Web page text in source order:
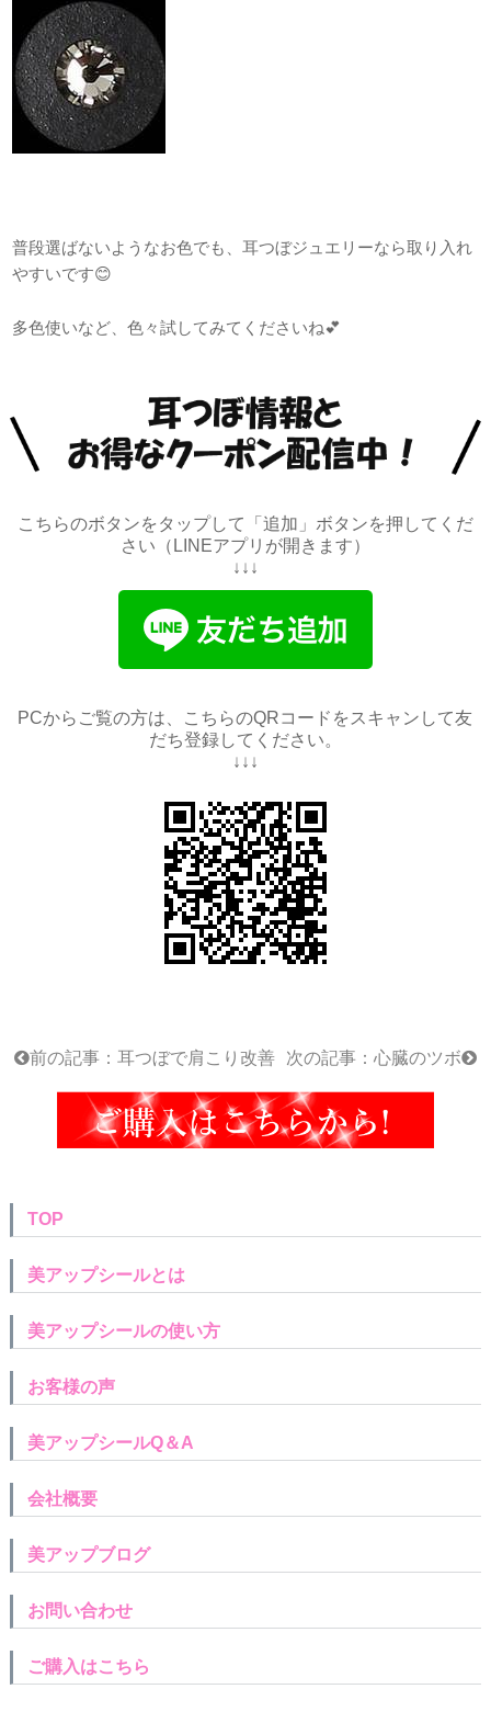
普段選ばないようなお色でも、耳つぼジュエリーなら取り入れ
やすいです😊
多色使いなど、色々試してみてくださいね💕
こちらのボタンをタップして「追加」ボタンを押してくだ
さい（LINEアプリが開きます）
↓↓↓
PCからご覧の方は、こちらのQRコードをスキャンして友
だち登録してください。
↓↓↓
前の記事：耳つぼで肩こり改善 次の記事：心臓のツボ
TOP
美アップシールとは
美アップシールの使い方
お客様の声
美アップシールQ＆A
会社概要
美アップブログ
お問い合わせ
ご購入はこちら